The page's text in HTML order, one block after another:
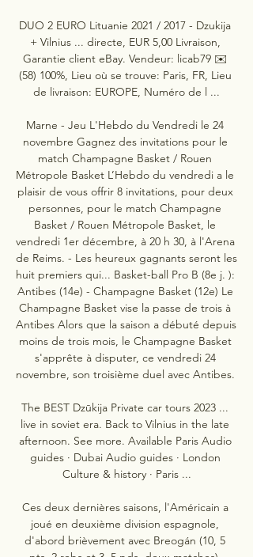
DUO 2 EURO Lituanie 2021 / 2017 - Dzukija
+ Vilnius ... directe, EUR 5,00 Livraison,
Garantie client eBay. Vendeur: licab79 ✉️
(58) 100%, Lieu où se trouve: Paris, FR, Lieu
de livraison: EUROPE, Numéro de l ...
Marne - Jeu L'Hebdo du Vendredi le 24
novembre Gagnez des invitations pour le
match Champagne Basket / Rouen
Métropole Basket L’Hebdo du vendredi a le
plaisir de vous offrir 8 invitations, pour deux
personnes, pour le match Champagne
Basket / Rouen Métropole Basket, le
vendredi 1er décembre, à 20 h 30, à l'Arena
de Reims. - Les heureux gagnants seront les
huit premiers qui... Basket-ball Pro B (8e j. ):
Antibes (14e) - Champagne Basket (12e) Le
Champagne Basket vise la passe de trois à
Antibes Alors que la saison a débuté depuis
moins de trois mois, le Champagne Basket
s'apprête à disputer, ce vendredi 24
novembre, son troisième duel avec Antibes.
The BEST Dzūkija Private car tours 2023 ...
live in soviet era. Back to Vilnius in the late
afternoon. See more. Available Paris Audio
guides · Dubai Audio guides · London
Culture & history · Paris ...
Ces deux dernières saisons, l'Américain a
joué en deuxième division espagnole,
d'abord brièvement avec Breogán (10, 5